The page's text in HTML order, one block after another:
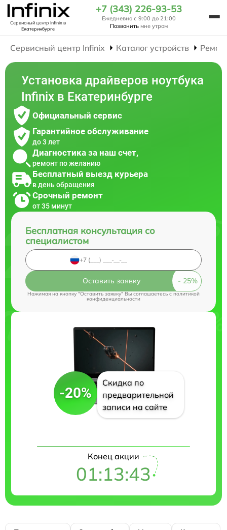
Сервисный центр Infinixв
Екатеринбурге
+7 (343) 226-93-53
Ежедневно с 9:00 до 21:00
Позвонить мне утром
Сервисный центр Infinix Каталог устройств
Установка драйверов ноутбука
Infinix в Екатеринбурге
Официальный сервис
Гарантийное обслуживание
до 3 лет
Диагностика за наш счет,
ремонт по желанию
Бесплатный выезд курьера
в день обращения
Срочный ремонт
от 35 минут
Бесплатная консультация со
специалистом
Оставить заявку
Нажимая на кнопку "Оставить заявку" Вы соглашаетесь cполитикой
конфиденциальности
-20%
Скидка по
предварительной
записи на сайте
Конец акции
01:13:42